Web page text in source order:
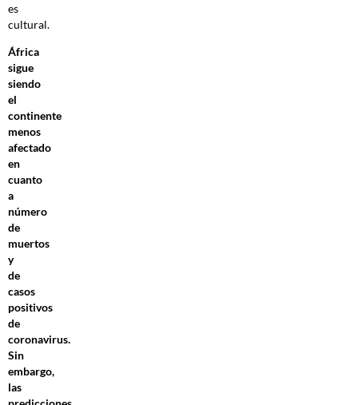
es
cultural.
África
sigue
siendo
el
continente
menos
afectado
en
cuanto
a
número
de
muertos
y
de
casos
positivos
de
coronavirus.
Sin
embargo,
las